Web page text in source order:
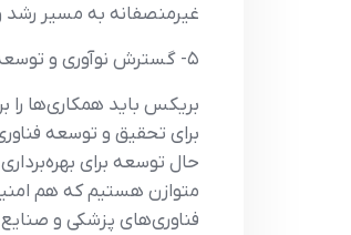
غیرمنصفانه به مسیر
۵- گسترش نوآوری و توسعه پایدار:
بریکس باید همکاری‌ها را
برای تحقیق و توسعه
حال توسعه برای
متوازن هستیم که هم
فناوری‌های پزشکی و